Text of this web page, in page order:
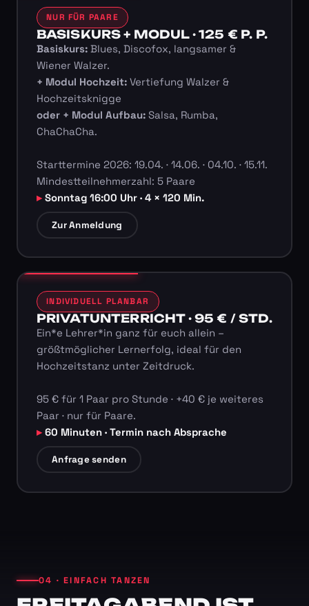
NUR FÜR PAARE
BASISKURS + MODUL · 125 € P. P.
Basiskurs:Blues, Discofox, langsamer &
Wiener Walzer.
+ Modul Hochzeit:Vertiefung Walzer &
Hochzeitsknigge
oder + Modul Aufbau:Salsa, Rumba,
ChaChaCha.
Starttermine 2026: 19.04. · 14.06. · 04.10. · 15.11.
Mindestteilnehmerzahl: 5 Paare
Sonntag 16:00 Uhr · 4 × 120 Min.
Zur Anmeldung
INDIVIDUELL PLANBAR
PRIVATUNTERRICHT · 95 € / STD.
Ein*e Lehrer*in ganz für euch allein –
größtmöglicher Lernerfolg, ideal für den
Hochzeitstanz unter Zeitdruck.
95 € für 1 Paar pro Stunde · +40 € je weiteres
Paar · nur für Paare.
60 Minuten · Termin nach Absprache
Anfrage senden
04 · EINFACH TANZEN